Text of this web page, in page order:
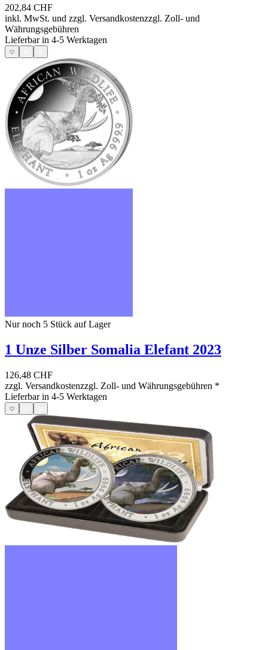
202,84 CHF
inkl. MwSt. und zzgl. Versandkostenzzgl. Zoll- und
Währungsgebühren
Lieferbar in 4-5 Werktagen
Nur noch 5 Stück auf Lager
1 Unze Silber Somalia Elefant 2023
126,48 CHF
zzgl. Versandkostenzzgl. Zoll- und Währungsgebühren *
Lieferbar in 4-5 Werktagen